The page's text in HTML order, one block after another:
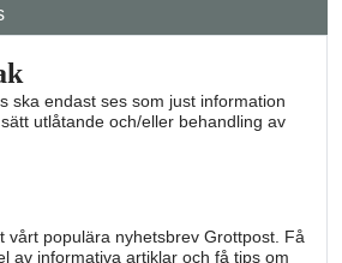
ska endast ses som just information
utlåtande och/eller behandling av
vårt populära nyhetsbrev Grottpost. Få
av informativa artiklar och få tips om